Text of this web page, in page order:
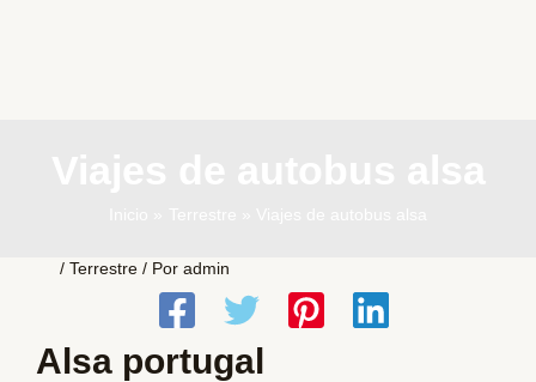
/ Terrestre / Por admin
Alsa portugal